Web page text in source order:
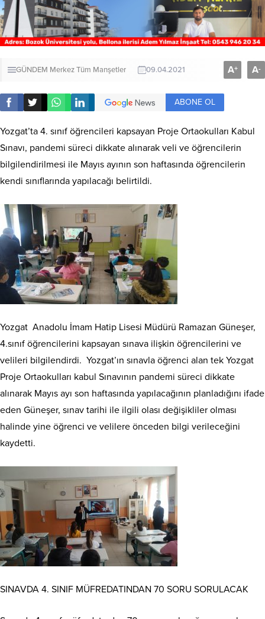
GÜNDEM MerkezTüm Manşetler 09.04.2021 A+ A-
ABONE OL
Yozgat’ta 4. sınıf öğrencileri kapsayan Proje Ortaokulları Kabul
Sınavı, pandemi süreci dikkate alınarak veli ve öğrencilerin
bilgilendirilmesi ile Mayıs ayının son haftasında öğrencilerin
kendi sınıflarında yapılacağı belirtildi.
Yozgat Anadolu İmam Hatip Lisesi Müdürü Ramazan Güneşer,
4.sınıf öğrencilerini kapsayan sınava ilişkin öğrencilerini ve
velileri bilgilendirdi. Yozgat’ın sınavla öğrenci alan tek Yozgat
Proje Ortaokulları kabul Sınavının pandemi süreci dikkate
alınarak Mayıs ayı son haftasında yapılacağının planladığını ifade
eden Güneşer, sınav tarihi ile ilgili olası değişikliler olması
halinde yine öğrenci ve velilere önceden bilgi verileceğini
kaydetti.
SINAVDA 4. SINIF MÜFREDATINDAN 70 SORU SORULACAK